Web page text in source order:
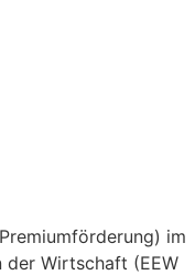
im
der Wirtschaft (EEW